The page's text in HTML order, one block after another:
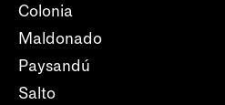
Colonia
Maldonado
Paysandú
Salto